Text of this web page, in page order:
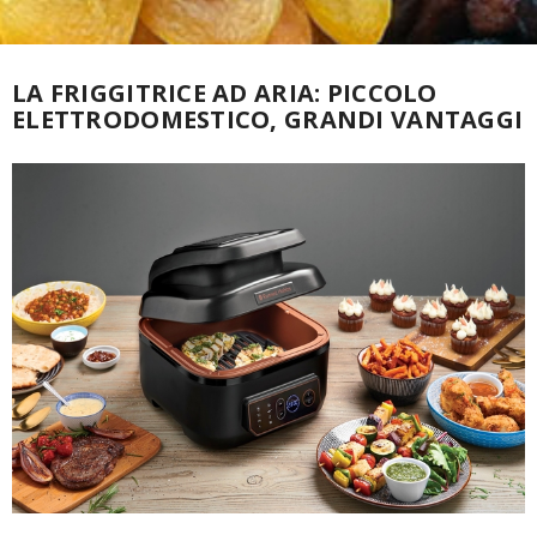
LA FRIGGITRICE AD ARIA: PICCOLO
ELETTRODOMESTICO, GRANDI VANTAGGI